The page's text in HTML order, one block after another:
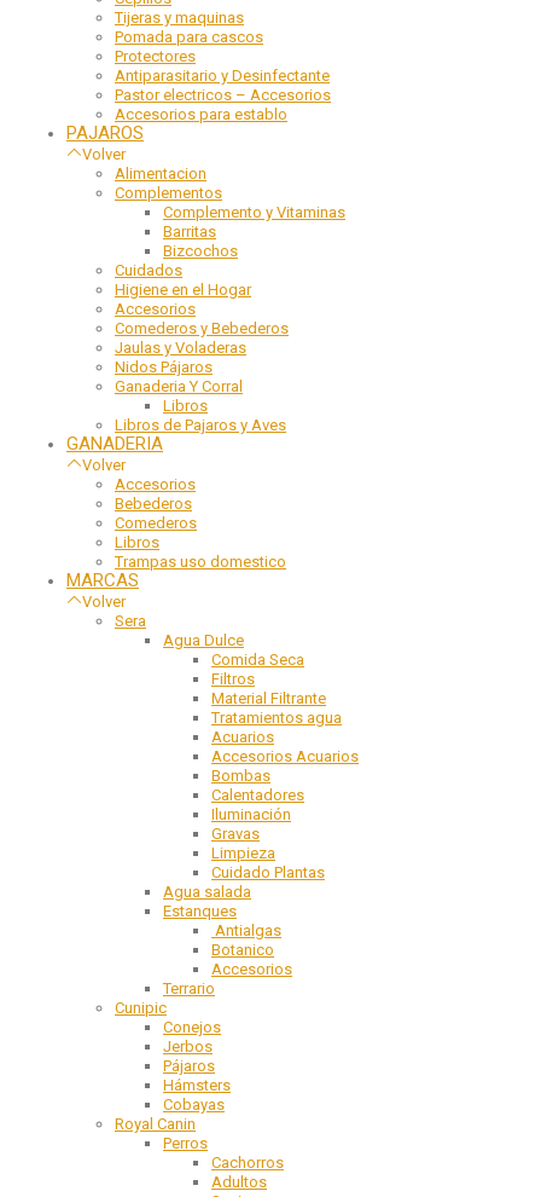
Tijeras y maquinas
Pomada para cascos
Protectores
Antiparasitario y Desinfectante
Pastor electricos – Accesorios
Accesorios para establo
PAJAROS
Volver
Alimentacion
Complementos
Complemento y Vitaminas
Barritas
Bizcochos
Cuidados
Higiene en el Hogar
Accesorios
Comederos y Bebederos
Jaulas y Voladeras
Nidos Pájaros
Ganaderia Y Corral
Libros
Libros de Pajaros y Aves
GANADERIA
Volver
Accesorios
Bebederos
Comederos
Libros
Trampas uso domestico
MARCAS
Volver
Sera
Agua Dulce
Comida Seca
Filtros
Material Filtrante
Tratamientos agua
Acuarios
Accesorios Acuarios
Bombas
Calentadores
Iluminación
Gravas
Limpieza
Cuidado Plantas
Agua salada
Estanques
Antialgas
Botanico
Accesorios
Terrario
Cunipic
Conejos
Jerbos
Pájaros
Hámsters
Cobayas
Royal Canin
Perros
Cachorros
Adultos